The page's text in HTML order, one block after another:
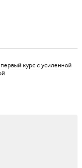
курс с усиленной